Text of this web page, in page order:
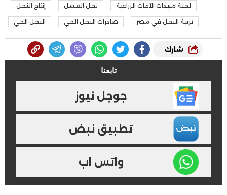
لجنة مبيدات الآفات الزراعية نحل العسل إنتاج النحل
تربية النحل في مصر صادرات النحل الحي النحل الحي
شارك
تابعنا
جوجل نيوز
تطبيق نبض
واتس اب